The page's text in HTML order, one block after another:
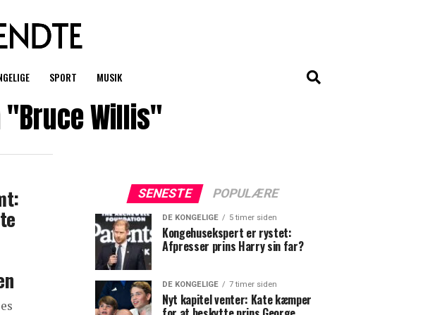
SPORT MUSIK
"Bruce Willis"
SENESTE POPULÆRE
DE KONGELIGE 5 timer siden
Kongehusekspert er rystet:
Afpresser prins Harry sin far?
DE KONGELIGE 7 timer siden
Nyt kapitel venter: Kate kæmper